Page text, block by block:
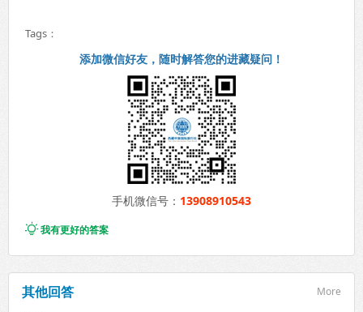
Tags：
添加微信好友，随时解答您的进藏疑问！
手机微信号： 13908910543
我有更好的答案
其他回答 More